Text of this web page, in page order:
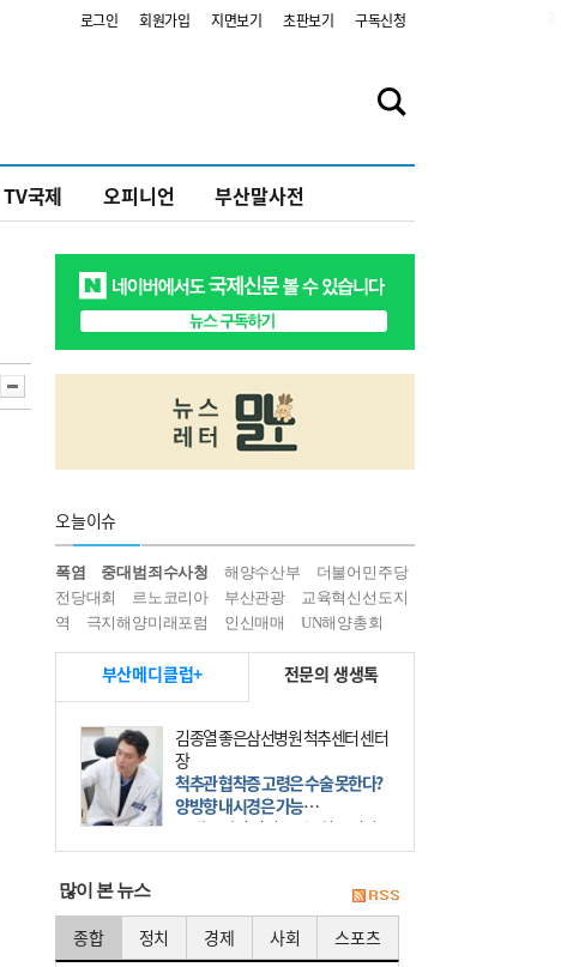
로그인 회원가입 지면보기 초판보기 구독신청
TV국제 오피니언 부산말사전
오늘이슈
폭염 중대범죄수사청 해양수산부
더불어민주당
전당대회
르노코리아 부산관광
교육혁신선도지
역
극지해양미래포럼 인신매매 UN해양총회
부산메디클럽+ 전문의 생생톡
이승준 거인병원 대표원장
회전근개 재파열 잦은 편…어깨 진피
보강술 고려를
어깨병변은 어깨를 이루는 인체 조직
에 발생하는 손상을 말한다. 여기에
는 오십견과 회전근개 증후군, 어깨
많이 본 뉴스
종합 정치 경제 사회 스포츠